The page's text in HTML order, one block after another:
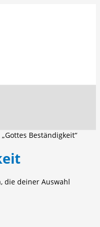
Beständigkeit“
die deiner Auswahl